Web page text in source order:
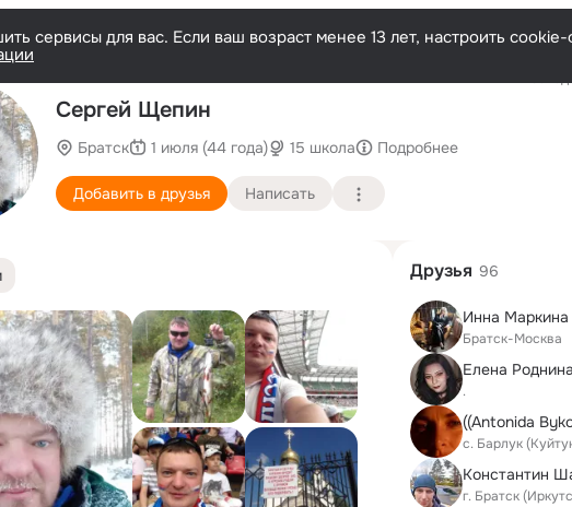
сервисы для вас. Если ваш возраст менее 13 лет, настроить
Сергей Щепин
Братск 1 июля (44 года) 15 школа Подробнее
Добавить в друзья Написать
Друзья 96
Инна Маркина
Братск-Москва
Елена
.
((Antonida
с. Барлук
Константин
г. Братск